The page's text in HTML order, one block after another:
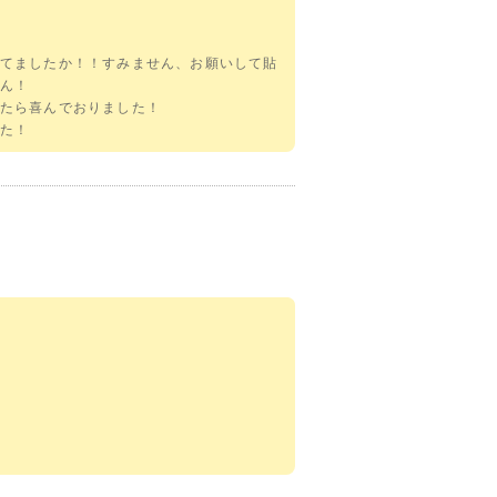
ましたか！！すみません、お願いして貼
！
ら喜んでおりました！
！